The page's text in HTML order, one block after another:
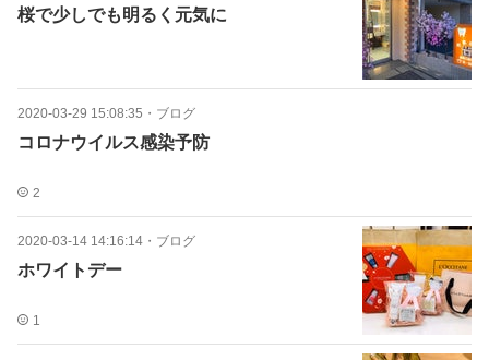
桜で少しでも明るく元気に
2020-03-29 15:08:35 ・ ブログ
コロナウイルス感染予防
2
2020-03-14 14:16:14 ・ ブログ
ホワイトデー
1